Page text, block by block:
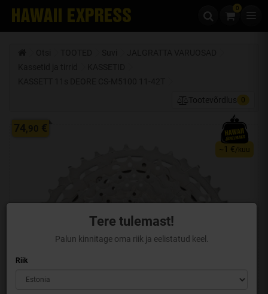
Liigu edasi sisu juurde 0
Tere tulemast!
Palun kinnitage oma riik ja eelistatud keel.
Riik
Tootevõrdlus
0
74,90 €
~ 1 €/kuu